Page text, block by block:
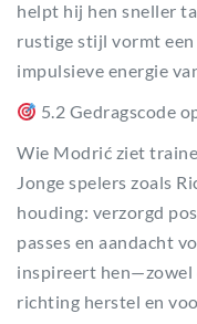
helpt hij hen sneller
rustige stijl vormt
impulsieve energie
5.2 Gedragscode
Wie Modrić ziet
Jonge spelers zoals
houding: verzorgd
passes en aandacht
inspireert hen—zowel
richting herstel en